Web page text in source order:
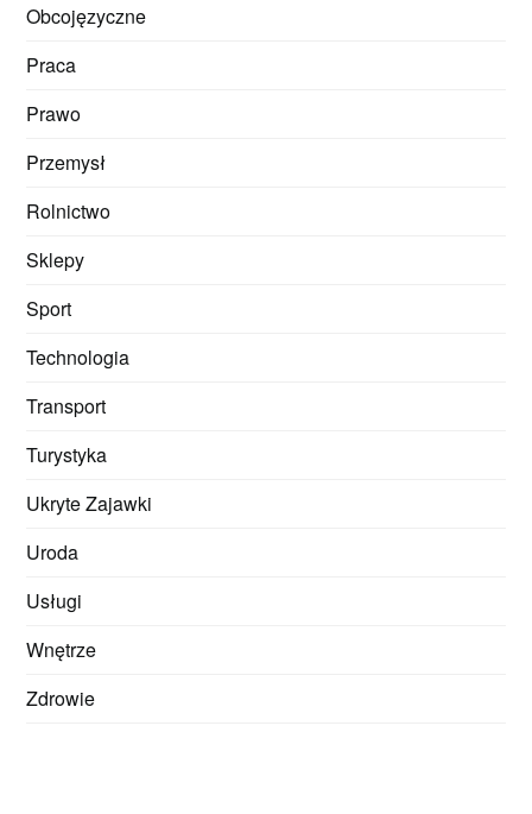
Obcojęzyczne
Praca
Prawo
Przemysł
Rolnictwo
Sklepy
Sport
Technologia
Transport
Turystyka
Ukryte Zajawki
Uroda
Usługi
Wnętrze
Zdrowie